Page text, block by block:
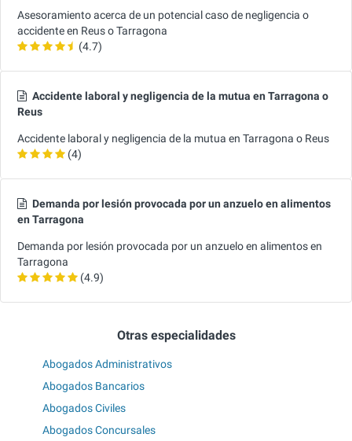
Asesoramiento acerca de un potencial caso de negligencia o
accidente en Reus o Tarragona
(4.7)
Accidente laboral y negligencia de la mutua en Tarragona o
Reus
Accidente laboral y negligencia de la mutua en Tarragona o Reus
(4)
Demanda por lesión provocada por un anzuelo en alimentos
en Tarragona
Demanda por lesión provocada por un anzuelo en alimentos en
Tarragona
(4.9)
Otras especialidades
Abogados Administrativos
Abogados Bancarios
Abogados Civiles
Abogados Concursales